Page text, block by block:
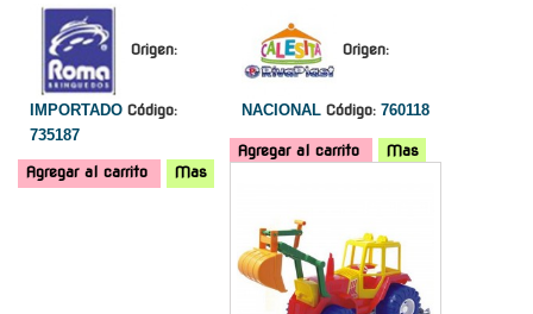
Origen:
IMPORTADO Código:
735187
Agregar al carrito Mas
Origen:
NACIONAL Código: 760118
Agregar al carrito
Mas